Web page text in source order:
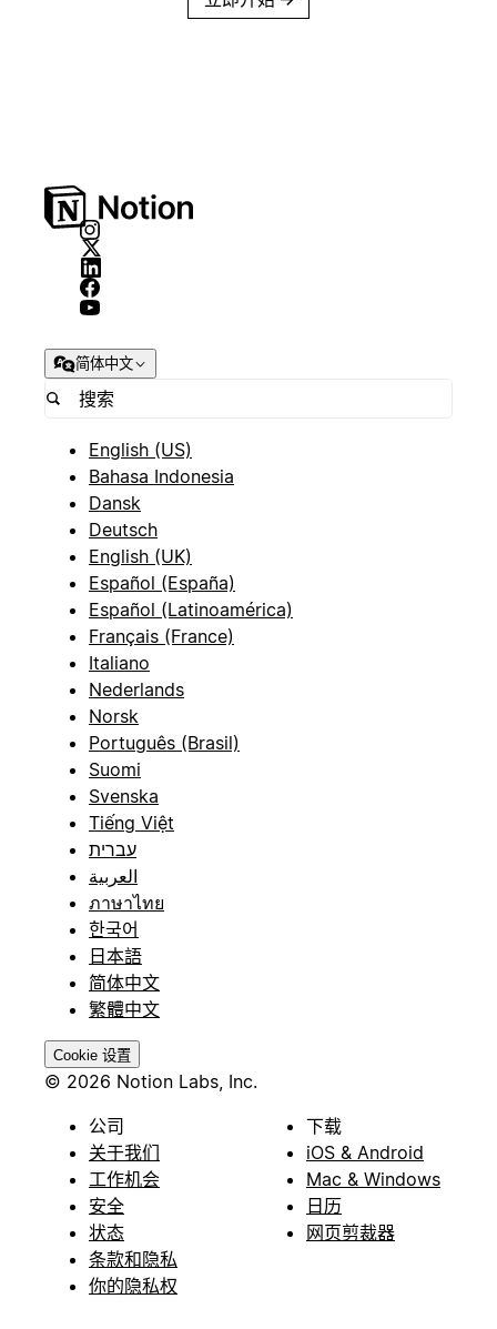
简体中文
English (US)
Bahasa Indonesia
Dansk
Deutsch
English (UK)
Español (España)
Español (Latinoamérica)
Français (France)
Italiano
Nederlands
Norsk
Português (Brasil)
Suomi
Svenska
Tiếng Việt
עברית
العربية
ภาษาไทย
한국어
日本語
简体中文
繁體中文
Cookie 设置
© 2026 Notion Labs, Inc.
公司
关于我们
工作机会
安全
状态
条款和隐私
你的隐私权
下载
iOS & Android
Mac & Windows
日历
网页剪裁器